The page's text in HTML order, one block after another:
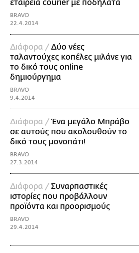
εταιρεία courier με ποδήλατα
BRAVO
22.4.2014
Διάφορα /Δύο νέες
ταλαντούχες κοπέλες μιλάνε για
το δικό τους online
δημιούργημα
BRAVO
9.4.2014
Διάφορα /Ένα μεγάλο Μπράβο
σε αυτούς που ακολουθούν το
δικό τους μονοπάτι!
BRAVO
27.3.2014
Διάφορα /Συναρπαστικές
ιστορίες που προβάλλουν
προϊόντα και προορισμούς
BRAVO
29.4.2014